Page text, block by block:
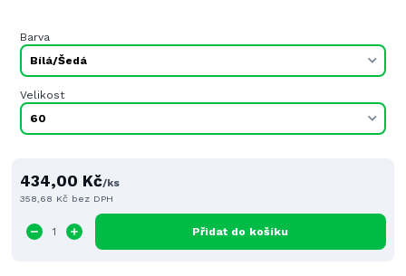
Barva
Velikost
434,00 Kč/ks
358,68 Kč bez DPH
Přidat do košíku